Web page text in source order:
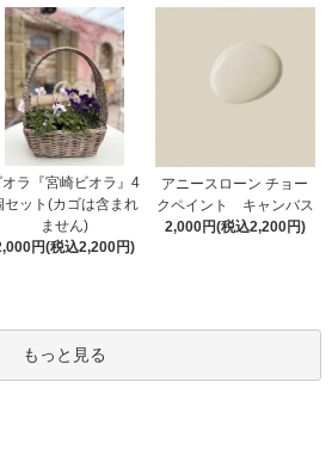
オラ『宮崎ビオラ』4
セット(カゴは含まれ
ません)
円(税込2,200円)
アニースローン チョー
クペイント キャンバス
2,000円(税込2,200円)
もっと見る